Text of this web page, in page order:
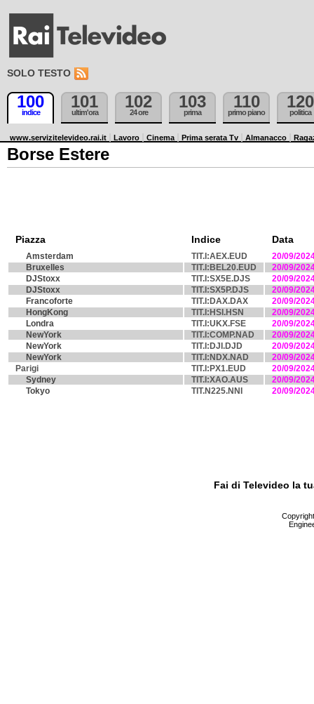
SOLO TESTO
100
indice
101
ultim'ora
102
24 ore
103
prima
110
primo piano
120
politica
www.servizitelevideo.rai.it Lavoro Cinema Prima serata Tv Almanacco
Borse Estere
Piazza Indice Data
Amsterdam TIT.I:AEX.EUD
20/09/
Bruxelles
TIT.I:BEL20.EUD
20/09/
DJStoxx
TIT.I:SX5E.DJS
20/09/
DJStoxx
TIT.I:SX5P.DJS
20/09/
Francoforte
TIT.I:DAX.DAX
20/09/
HongKong
TIT.I:HSI.HSN
20/09/
Londra
TIT.I:UKX.FSE
20/09/
NewYork
TIT.I:COMP.NAD
20/09/
NewYork
TIT.I:DJI.DJD
20/09/
NewYork
TIT.I:NDX.NAD
20/09/
Parigi
TIT.I:PX1.EUD
20/09/
Sydney
TIT.I:XAO.AUS
20/09/
Tokyo
TIT.N225.NNI 20/09/
Fai di Televideo la